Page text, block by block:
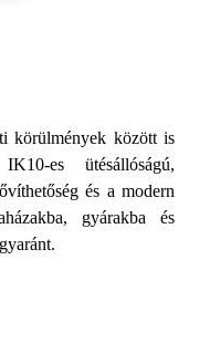
körülmények között is
es ütésállóságú,
és a modern
gyárakba és